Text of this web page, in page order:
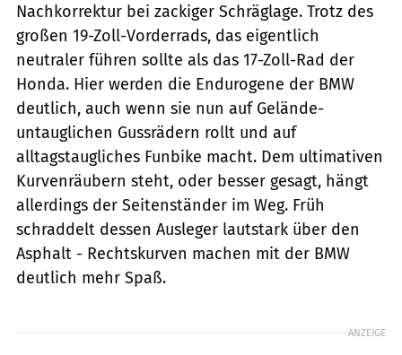
Nachkorrektur bei zackiger Schräglage. Trotz des
großen 19-Zoll-Vorderrads, das eigentlich
neutraler führen sollte als das 17-Zoll-Rad der
Honda. Hier werden die Endurogene der BMW
deutlich, auch wenn sie nun auf Gelände-
untauglichen Gussrädern rollt und auf
alltagstaugliches Funbike macht. Dem ultimativen
Kurvenräubern steht, oder besser gesagt, hängt
allerdings der Seitenständer im Weg. Früh
schraddelt dessen Ausleger lautstark über den
Asphalt - Rechtskurven machen mit der BMW
deutlich mehr Spaß.
ANZEIGE